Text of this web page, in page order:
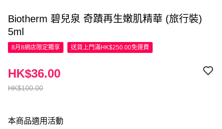
Biotherm 碧兒泉 奇蹟再生嫩肌精華 (旅行裝)
5ml
8月8網店限定獨享 送貨上門滿HK$250.00免運費
HK$100.00
HK$36.00
本商品適用活動